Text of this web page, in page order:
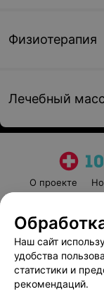
Физиотерапия
Лечебный
О проекте
Наш сайт
удобства
статистики и
рекомендаций.